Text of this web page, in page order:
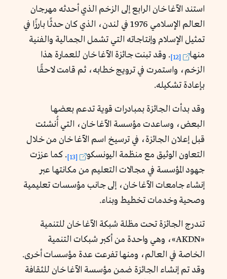
استند الآغا خان الرابع إلى الزخم الذي أحدثه مهرجان
العالم الإسلامي 1976 في لندن، الذي كان حدثًا بارزًا في
تمثيل الإسلام وإنتاجاته التي تشمل الجمالية والفنية
منها
[12]
. وقد تبنت جائزة الآغا خان للعمارة هذا
الزخم، واستمرت في ترويج خطابه، ثم قامت لاحقًا
بإعادة تشكيله.
وقد بدأت الجائزة بمبادرات قوية تدعم بعضها
البعض، وساعدت مؤسسة الآغا خان، التي أُنشئت
قبل إعلان الجائزة، في ترسيخ اسم الآغا خان من خلال
التعاون الوثيق مع منظمة اليونسكو
[13]
. كما عززت
جهود المؤسسة في مجالات التعليم من مكانتها عبر
إنشاء جامعات الآغا خان، إلى جانب مؤسسات تعليمية
وصحية وخدمات تخطيط وبناء.
تندرج الجائزة تحت مظلة شبكة الآغا خان للتنمية
«AKDN
»، وهي واحدة من أكبر شبكات التنمية
الخاصة في العالم، ومنها تفرعت عدة مؤسسات أخرى.
وقد تم إنشاء الجائزة ضمن مؤسسة الآغا خان للثقافة